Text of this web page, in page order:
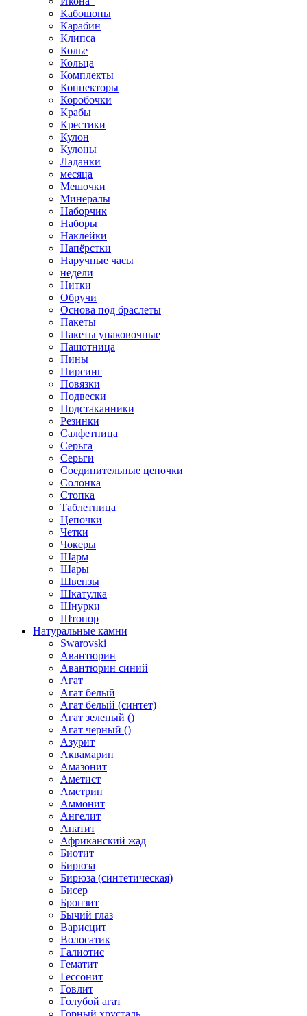
Кабошоны
Карабин
Клипса
Колье
Кольца
Комплекты
Коннекторы
Коробочки
Крабы
Крестики
Кулон
Кулоны
Ладанки
месяца
Мешочки
Минералы
Наборчик
Наборы
Наклейки
Напёрстки
Наручные часы
недели
Нитки
Обручи
Основа под браслеты
Пакеты
Пакеты упаковочные
Пашотница
Пины
Пирсинг
Повязки
Подвески
Подстаканники
Резинки
Салфетница
Серьга
Серьги
Соединительные цепочки
Солонка
Стопка
Таблетница
Цепочки
Четки
Чокеры
Шарм
Шары
Швензы
Шкатулка
Шнурки
Штопор
Натуральные камни
Swarovski
Авантюрин
Авантюрин синий
Агат
Агат белый
Агат белый (синтет)
Агат зеленый ()
Агат черный ()
Азурит
Аквамарин
Амазонит
Аметист
Аметрин
Аммонит
Ангелит
Апатит
Африканский жад
Биотит
Бирюза
Бирюза (синтетическая)
Бисер
Бронзит
Бычий глаз
Варисцит
Волосатик
Галиотис
Гематит
Гессонит
Говлит
Голубой агат
Горный хрусталь